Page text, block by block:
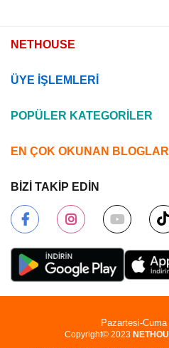
NETHOUSE
ÜYE İŞLEMLERİ
POPÜLER KATEGORİLER
EN ÇOK OKUNAN
BİZİ TAKİP EDİN
Copyright© 2023
Pazartesi-Cuma